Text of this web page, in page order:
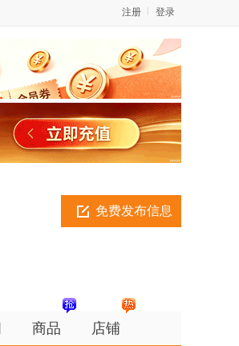
登录
注册
免费发布信息
商品 店铺